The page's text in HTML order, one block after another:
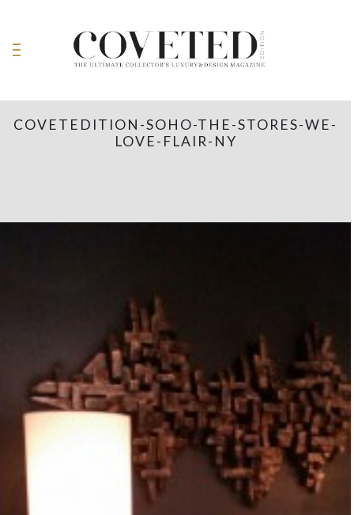
COVETEDITION-SOHO-THE-STORES-WE-
LOVE-FLAIR-NY